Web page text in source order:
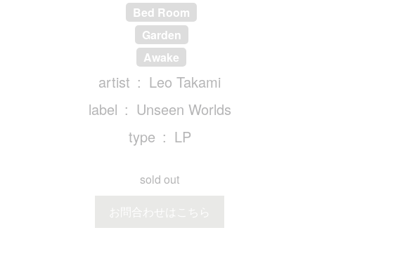
Bed Room
Garden
Awake
artist
Leo Takami
label
Unseen Worlds
type
LP
sold out
お問合わせはこちら